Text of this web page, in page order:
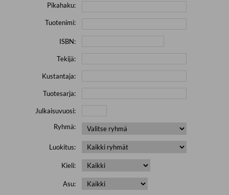
Pikahaku:
Tuotenimi:
ISBN:
Tekijä:
Kustantaja:
Tuotesarja:
Julkaisuvuosi:
Ryhmä:
Luokitus:
Kieli:
Asu: